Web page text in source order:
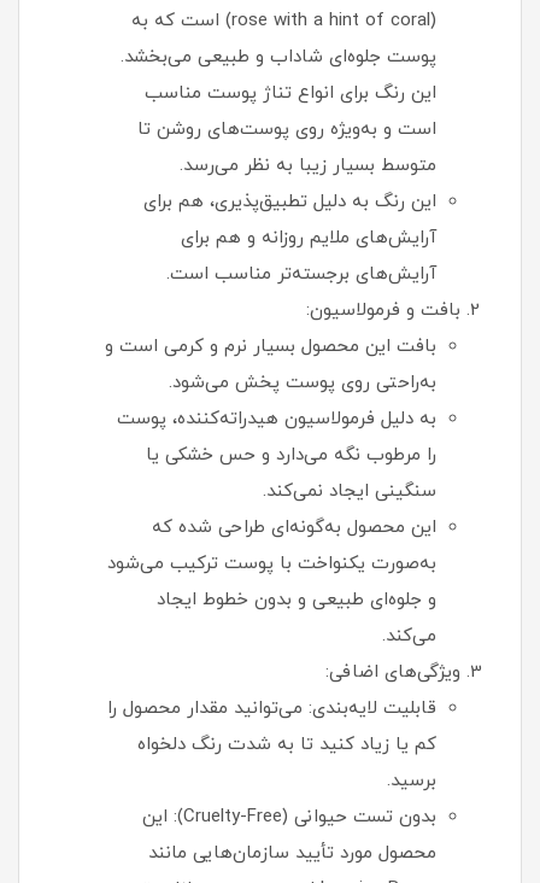
(rose with a hint of coral) است که به
پوست جلوه‌ای شاداب و طبیعی می‌بخشد.
این رنگ برای انواع تناژ پوست مناسب
است و به‌ویژه روی پوست‌های روشن تا
متوسط بسیار زیبا به نظر می‌رسد.
این رنگ به دلیل تطبیق‌پذیری، هم برای
آرایش‌های ملایم روزانه و هم برای
آرایش‌های برجسته‌تر مناسب است.
بافت و فرمولاسیون:
بافت این محصول بسیار نرم و کرمی است و
به‌راحتی روی پوست پخش می‌شود.
به دلیل فرمولاسیون هیدراته‌کننده، پوست
را مرطوب نگه می‌دارد و حس خشکی یا
سنگینی ایجاد نمی‌کند.
این محصول به‌گونه‌ای طراحی شده که
به‌صورت یکنواخت با پوست ترکیب می‌شود
و جلوه‌ای طبیعی و بدون خطوط ایجاد
می‌کند.
ویژگی‌های اضافی:
قابلیت لایه‌بندی: می‌توانید مقدار محصول را
کم یا زیاد کنید تا به شدت رنگ دلخواه
برسید.
بدون تست حیوانی (Cruelty-Free): این
محصول مورد تأیید سازمان‌هایی مانند